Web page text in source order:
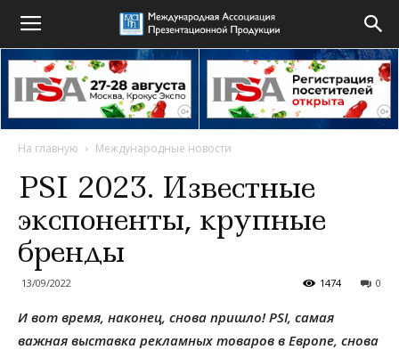
На главную Международные новости
PSI 2023. Известные
экспоненты, крупные
бренды
13/09/2022 0
1474
И вот время, наконец, снова пришло!PSI, самая
важная выставка рекламных товаров в Европе, снова